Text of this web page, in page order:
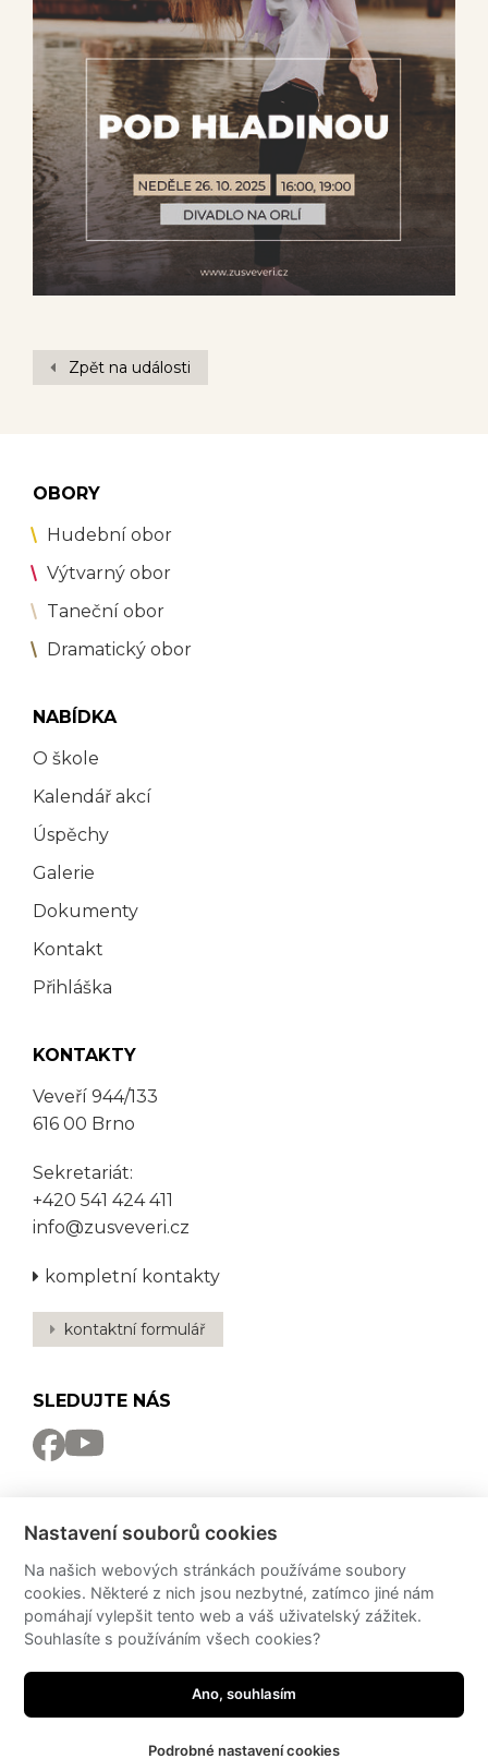
Zpět na události
OBORY
Hudební obor
Výtvarný obor
Taneční obor
Dramatický obor
NABÍDKA
O škole
Kalendář akcí
Úspěchy
Galerie
Dokumenty
Kontakt
Přihláška
KONTAKTY
Veveří 944/133
616 00 Brno
Sekretariát:
+420 541 424 411
info@zusveveri.cz
kompletní kontakty
kontaktní formulář
SLEDUJTE NÁS
PRO MÉDIA
JRWN
Nastavení souborů cookies
Na našich webových stránkách používáme soubory
cookies. Některé z nich jsou nezbytné, zatímco jiné nám
pomáhají vylepšit tento web a váš uživatelský zážitek.
Souhlasíte s používáním všech cookies?
Ano, souhlasím
Podrobné nastavení cookies